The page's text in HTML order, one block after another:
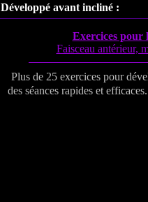
Développé avant incliné :
Exercices pour
Faisceau antérieur,
Plus de 25 exercices pour
des séances rapides et efficaces.